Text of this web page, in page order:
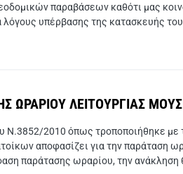
παραβάσεων καθότι μας
λόγους υπέρβασης της κατασκευής
ΩΡΑΡΙΟΥ ΛΕΙΤΟΥΡΓΙΑΣ
Ν.3852/2010 όπως τροποποιήθηκε με
αποφασίζει για την παράταση
παράτασης ωραρίου, την ανάκληση